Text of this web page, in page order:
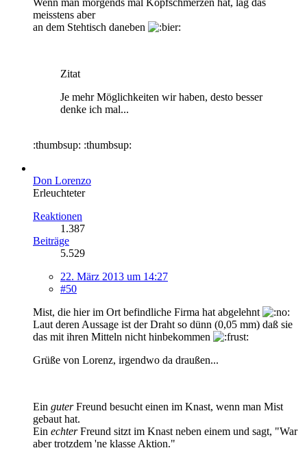
meisstens aber
an dem Stehtisch daneben
Zitat
Je mehr Möglichkeiten wir haben, desto besser
denke ich mal...
:thumbsup: :thumbsup:
Don Lorenzo
Erleuchteter
Reaktionen
1.387
Beiträge
5.529
22. März 2013 um 14:27
#50
Mist, die hier im Ort befindliche Firma hat abgelehnt
Laut deren Aussage ist der Draht so dünn (0,05 mm) daß sie
das mit ihren Mitteln nicht hinbekommen
Grüße von Lorenz, irgendwo da draußen...
Ein guterFreund besucht einen im Knast, wenn man Mist
gebaut hat.
Ein echterFreund sitzt im Knast neben einem und sagt, "War
aber trotzdem 'ne klasse Aktion."